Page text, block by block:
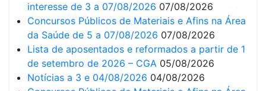
interesse de 3 a 07/08/2026 07/08/2026
Concursos Públicos de Materiais e Afins na Área
da Saúde de 5 a 07/08/2026 07/08/2026
Lista de aposentados e reformados a partir de 1
de setembro de 2026 – CGA 05/08/2026
Notícias a 3 e 04/08/2026 04/08/2026